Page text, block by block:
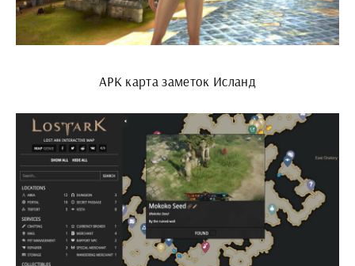
АРК карта заметок Исланд